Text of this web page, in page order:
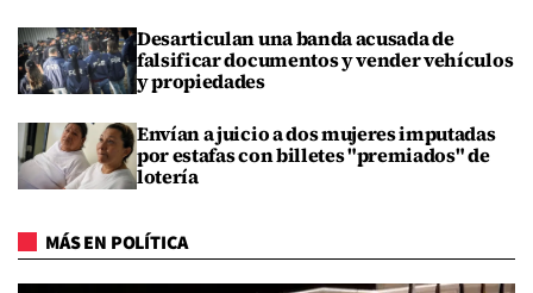
Desarticulan una banda acusada de
falsificar documentos y vender vehículos
y propiedades
Envían a juicio a dos mujeres imputadas
por estafas con billetes "premiados" de
lotería
MÁS EN POLÍTICA